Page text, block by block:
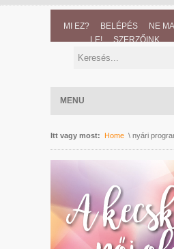
MI EZ? BELÉPÉS
NE
LE!
SZERZŐINK
MENU
Itt vagy most: Home \ nyári